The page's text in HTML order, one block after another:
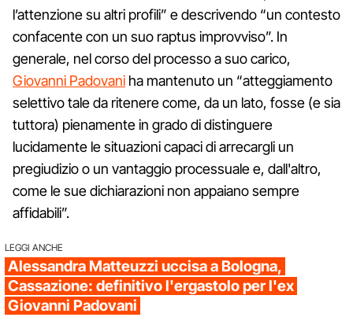
l’attenzione su altri profili” e descrivendo “un contesto
confacente con un suo raptus improvviso”. In
generale, nel corso del processo a suo carico,
Giovanni Padovani ha mantenuto un “atteggiamento
selettivo tale da ritenere come, da un lato, fosse (e sia
tuttora) pienamente in grado di distinguere
lucidamente le situazioni capaci di arrecargli un
pregiudizio o un vantaggio processuale e, dall'altro,
come le sue dichiarazioni non appaiano sempre
affidabili”.
LEGGI ANCHE
Alessandra Matteuzzi uccisa a Bologna,
Cassazione: definitivo l'ergastolo per l'ex
Giovanni Padovani